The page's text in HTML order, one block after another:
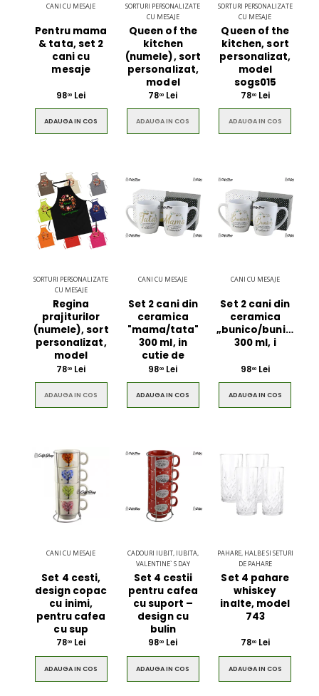
CANI CU MESAJE
Pentru mama
& tata, set 2
cani cu
mesaje
9800 Lei
ADAUGA IN COS
SORTURI PERSONALIZATE
CU MESAJE
Queen of the
kitchen
(numele), sort
personalizat,
model
7800 Lei
ADAUGA IN COS
SORTURI PERSONALIZATE
CU MESAJE
Queen of the
kitchen, sort
personalizat,
model
sogs015
7800Lei
ADAUGA IN COS
SORTURI PERSONALIZATE
CU MESAJE
Regina
prajiturilor
(numele), sort
personalizat,
model
7800 Lei
ADAUGA IN COS
CANI CU MESAJE
Set 2 cani din
ceramica
"mama/tata"
300 ml, in
cutie de
9800 Lei
ADAUGA IN COS
CANI CU MESAJE
Set 2 cani din
ceramica
„bunico/bunicule”
300 ml, i
9800Lei
ADAUGA IN COS
CANI CU MESAJE
Set 4 cesti,
design copac
cu inimi,
pentru cafea
cu sup
7800 Lei
ADAUGA IN COS
CADOURI IUBIT, IUBITA,
VALENTINE` S DAY
Set 4 cestii
pentru cafea
cu suport –
design cu
bulin
9800 Lei
ADAUGA IN COS
PAHARE, HALBE SI SETURI
DE PAHARE
Set 4 pahare
whiskey
inalte, model
743
7800Lei
ADAUGA IN COS